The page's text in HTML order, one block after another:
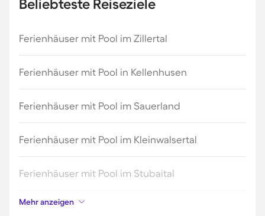
Beliebteste Reiseziele
Ferienhäuser mit Pool im Zillertal
Ferienhäuser mit Pool in Kellenhusen
Ferienhäuser mit Pool im Sauerland
Ferienhäuser mit Pool im Kleinwalsertal
Ferienhäuser mit Pool im Stubaital
Ferienhäuser mit Pool auf Elba
Mehr anzeigen